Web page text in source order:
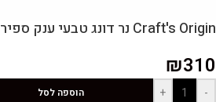
Craft's Origin נר דונג טבעי ענק ספירלה
₪310
-
+ הוספה לסל